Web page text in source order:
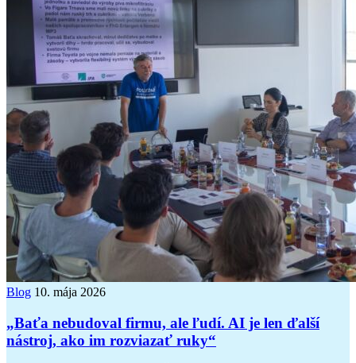
Blog 10. mája 2026
„Baťa nebudoval firmu, ale ľudí. AI je len ďalší
nástroj, ako im rozviazať ruky“